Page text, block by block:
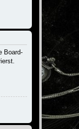
Board-